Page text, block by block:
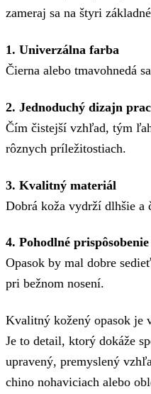
zameraj sa na štyri
1. Univerzálna farba
Čierna alebo tmavohnedá
2. Jednoduchý dizajn
Čím čistejší vzhľad, tým
rôznych príležitostiach.
3. Kvalitný materiál
Dobrá koža vydrží dlhšie a
4. Pohodlné prispôsobenie
Opasok by mal dobre
pri bežnom nosení.
Kvalitný kožený opasok je
Je to detail, ktorý dokáže
upravený, premyslený
chino nohaviciach alebo